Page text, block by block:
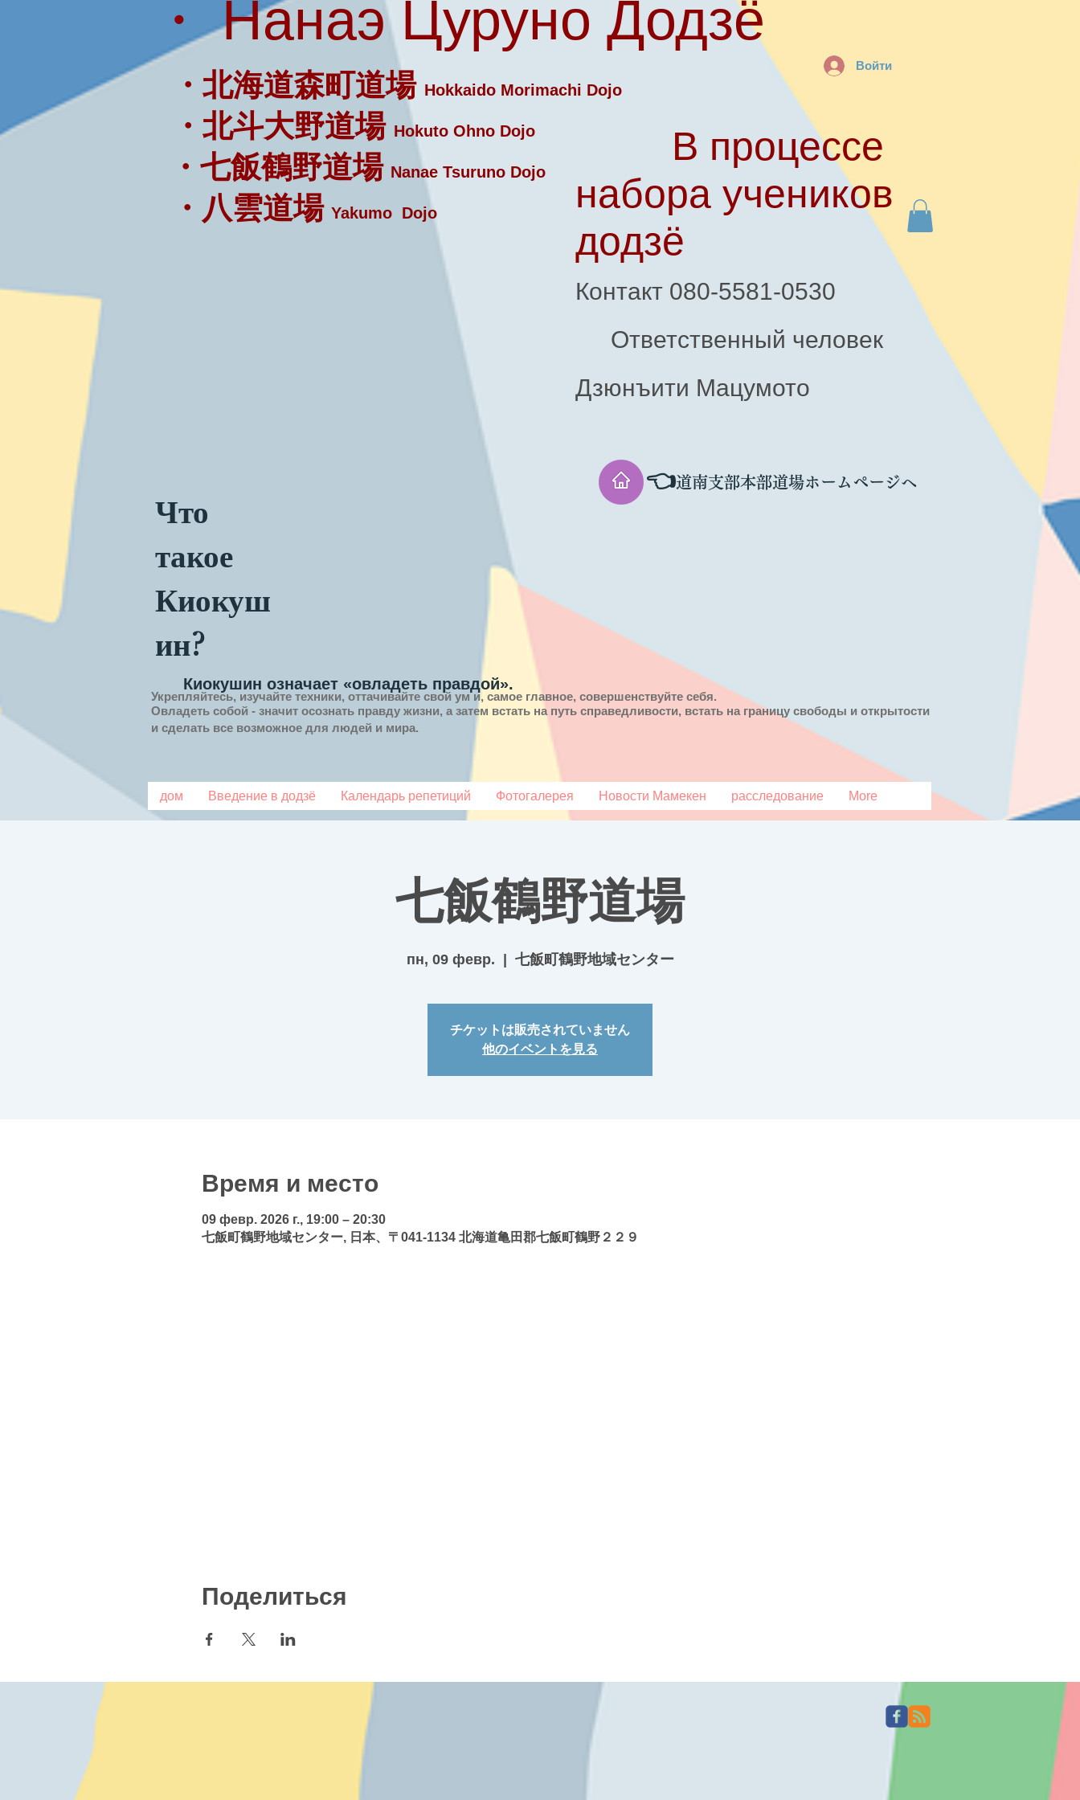
・ Нанаэ Цуруно Додзё
Войти
В процессе
набора учеников
додзё
Контакт 080-5581-0530
Ответственный человек
Дзюнъити Мацумото
・北海道森町道場 Hokkaido Morimachi Dojo
・北斗大野道場 Hokuto Ohno Dojo
・七飯鶴野道場 Nanae Tsuruno Dojo
・八雲道場 Yakumo Dojo
Что
такое
Киокуш
ин?
👈道南支部本部道場ホームページへ
Киокушин означает «овладеть правдой».
Укрепляйтесь, изучайте техники, оттачивайте свой ум и, самое главное, совершенствуйте себя.
Овладеть собой - значит осознать правду жизни, а затем встать на путь справедливости, встать на границу свободы и открытости
и сделать все возможное для людей и мира.
дом Введение в додзё Календарь репетиций Фотогалерея Новости Мамекен расследование More
七飯鶴野道場
пн, 09 февр. 七飯町鶴野地域センター
チケットは販売されていません
他のイベントを見る
Время и место
09 февр. 2026 г., 19:00 – 20:30
七飯町鶴野地域センター, 日本、〒041-1134 北海道亀田郡七飯町鶴野２２９
Поделиться